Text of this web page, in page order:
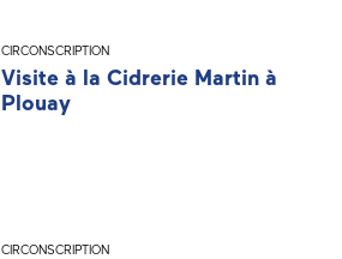
CIRCONSCRIPTION
Visite à la Cidrerie Martin à
Plouay
CIRCONSCRIPTION